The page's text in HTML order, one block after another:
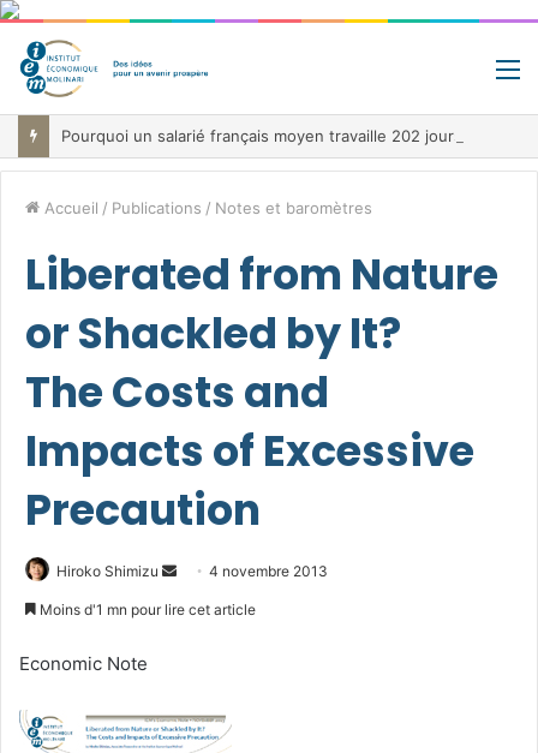
Accueil / Publications / Notes et baromètres
Liberated from Nature
or Shackled by It?
The Costs and
Impacts of Excessive
Precaution
Hiroko Shimizu
Envoyer4 novembre 2013
Moins d'1 mn pour lire cet article
Economic Note